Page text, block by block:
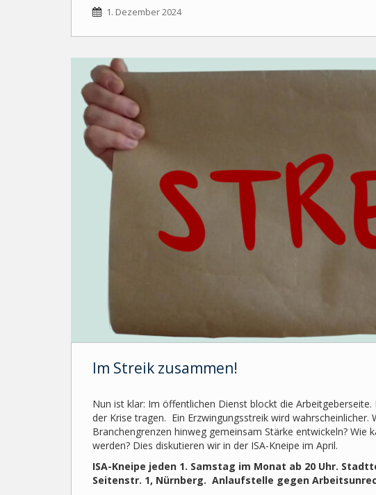
1. Dezember 2024
Im Streik zusammen!
Nun ist klar: Im öffentlichen Dienst blockt die
der Krise tragen. Ein Erzwingungsstreik wird wahrscheinlicher.
Branchengrenzen hinweg gemeinsam Stärke entwickeln? Wie
werden? Dies diskutieren wir in der ISA-Kneipe im April.
ISA-Kneipe jeden 1. Samstag im Monat ab 20 Uhr.
Seitenstr. 1, Nürnberg. Anlaufstelle gegen